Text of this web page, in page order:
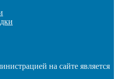
на сайте является